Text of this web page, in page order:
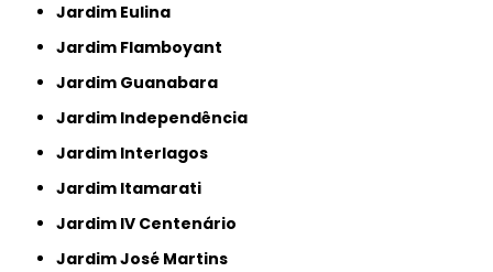
Jardim Eulina
Jardim Flamboyant
Jardim Guanabara
Jardim Independência
Jardim Interlagos
Jardim Itamarati
Jardim IV Centenário
Jardim José Martins